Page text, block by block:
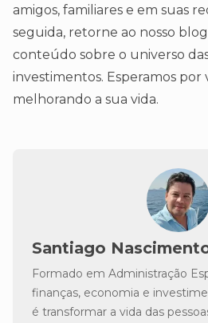
amigos, familiares e em suas
seguida, retorne ao nosso
conteúdo sobre o universo
investimentos. Esperamos por
melhorando a sua vida.
Santiago
Formado em Administração
finanças, economia e
é transformar a vida das